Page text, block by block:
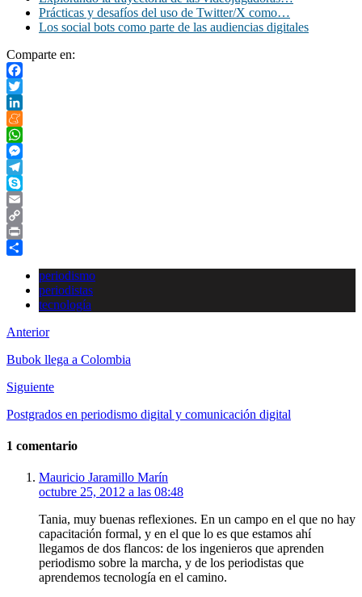
Prácticas y desafíos del uso de Twitter/X como…
Los social bots como parte de las audiencias digitales
Comparte en:
Facebook
Twitter
LinkedIn
Meneame
WhatsApp
Messenger
Telegram
Skype
Email
Copy
Link
Print
periodismo
periodistas
tecnología
Anterior
Bubok llega a Colombia
Siguiente
Postgrados en periodismo digital y comunicación digital
1 comentario
Mauricio Jaramillo Marín
octubre 25, 2012 a las 08:48
Tania, muy buenas reflexiones. En un campo en el que no hay
capacitación formal, y en el que lo es que estamos ahí
llegamos de dos flancos: de los ingenieros que aprenden
periodismo sobre la marcha, y de los periodistas que
aprendemos tecnología en el camino.